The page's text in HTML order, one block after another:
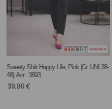
Sweety Shirt Happy Life, Pink |Gr. UNI 38-
48|, Anr.: 3893
39,90€